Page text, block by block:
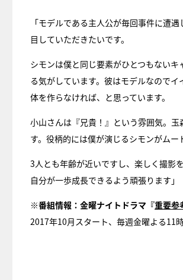
「モデルである主人公が毎回事件に遭
目していただきたいです。
シモンは僕と同じ要素がひとつもない
る気がしています。彼はモデルなので
体を作らなければ、と思っています。
小山さんは『兄貴！』という雰囲気。
す。役柄的には僕が演じるシモンがムー
3人とも年齢が近いですし、楽しく撮影
自分が一歩成長できるよう頑張ります」
※番組情報：金曜ナイトドラマ『重要参
2017年10月スタート、毎週金曜よる11